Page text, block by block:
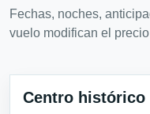
Fechas, noches,
vuelo modifican el
Centro histórico